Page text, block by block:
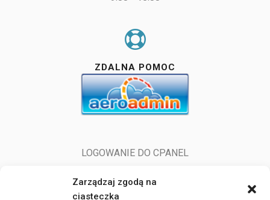
Zarządzaj zgodą na
ciasteczka
ZDALNA POMOC
LOGOWANIE DO CPANEL
LOGOWANIE DO POCZTY